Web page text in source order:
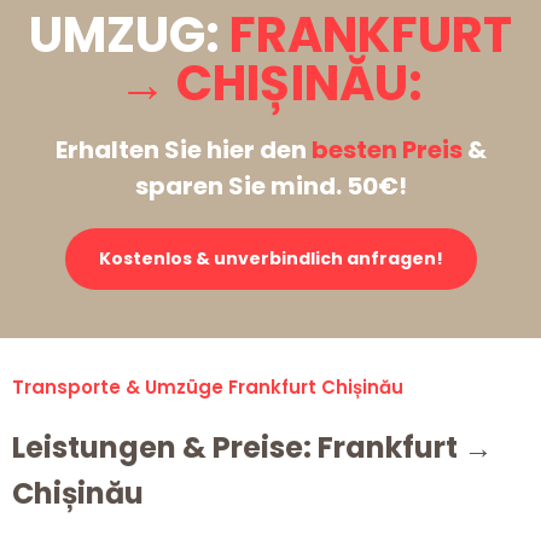
UMZUG: FRANKFURT
→ CHIȘINĂU:
Erhalten Sie hier den besten Preis&
sparen Sie mind. 50€!
Kostenlos & unverbindlich anfragen!
Transporte & Umzüge Frankfurt Chișinău
Leistungen & Preise: Frankfurt →
Chișinău